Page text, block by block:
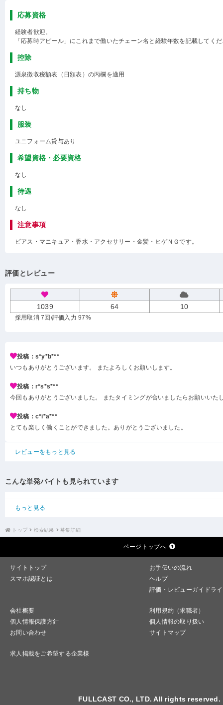
応募資格
経験者歓迎。
「応募時アピール」にこれまで働いたチェーン名と経験年数を記載してく
控除
源泉徴収税額表（日額表）の丙欄を適用
持ち物
なし
服装
ユニフォーム貸与あり
希望資格・必要資格
なし
待遇
なし
注意事項
ピアス・マニキュア・香水・アクセサリー・金髪・ヒゲＮＧです。
評価とレビュー
1039 64 10
採用取消 7回 /評価入力 97%
投稿：s*y*b***
いつもありがとうございます。 またよろしくお願いします。
投稿：r*s*s***
今回もありがとうございました。 またタイミングが合いましたらお願いいた
投稿：c*i*a***
とても楽しく働くことができました。ありがとうございました。
レビューをもっと見る
こんな単発バイトも見られています
もっと見る
トップ 検索結果 募集詳細
ページトップへ
サイトトップ
お手伝いの流れ
スマホ認証とは
ヘルプ
評価・レビューガイドラ
会社概要
利用規約（求職者）
個人情報保護方針
個人情報の取り扱い
お問い合わせ
サイトマップ
求人掲載をご希望する企業様
FULLCAST CO., LTD. All rights reserved.